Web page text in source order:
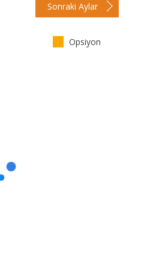
Sonraki Aylar
Opsiyon